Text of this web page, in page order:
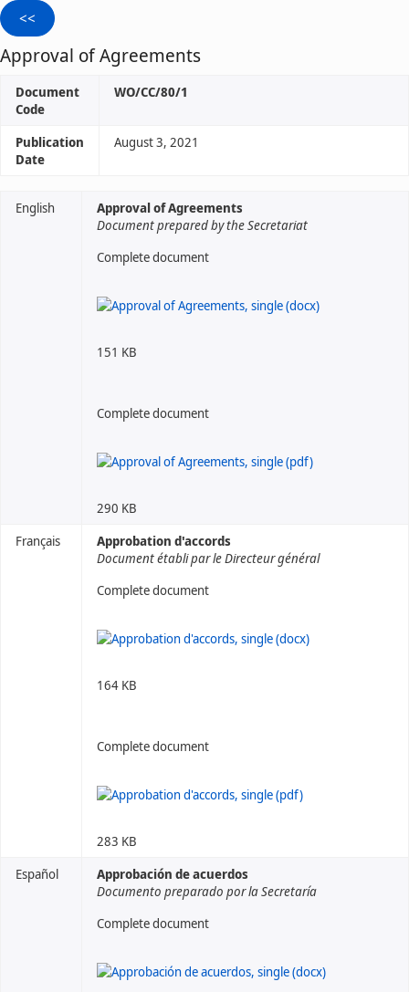
Approval of Agreements
Document
Code
WO/CC/80/1
Publication
Date
August 3, 2021
English
Approval of Agreements
Document prepared by the Secretariat
Complete document
151 KB
Complete document
290 KB
Français
Approbation d'accords
Document établi par le Directeur général
Complete document
164 KB
Complete document
283 KB
Español
Approbación de acuerdos
Documento preparado por la Secretaría
Complete document